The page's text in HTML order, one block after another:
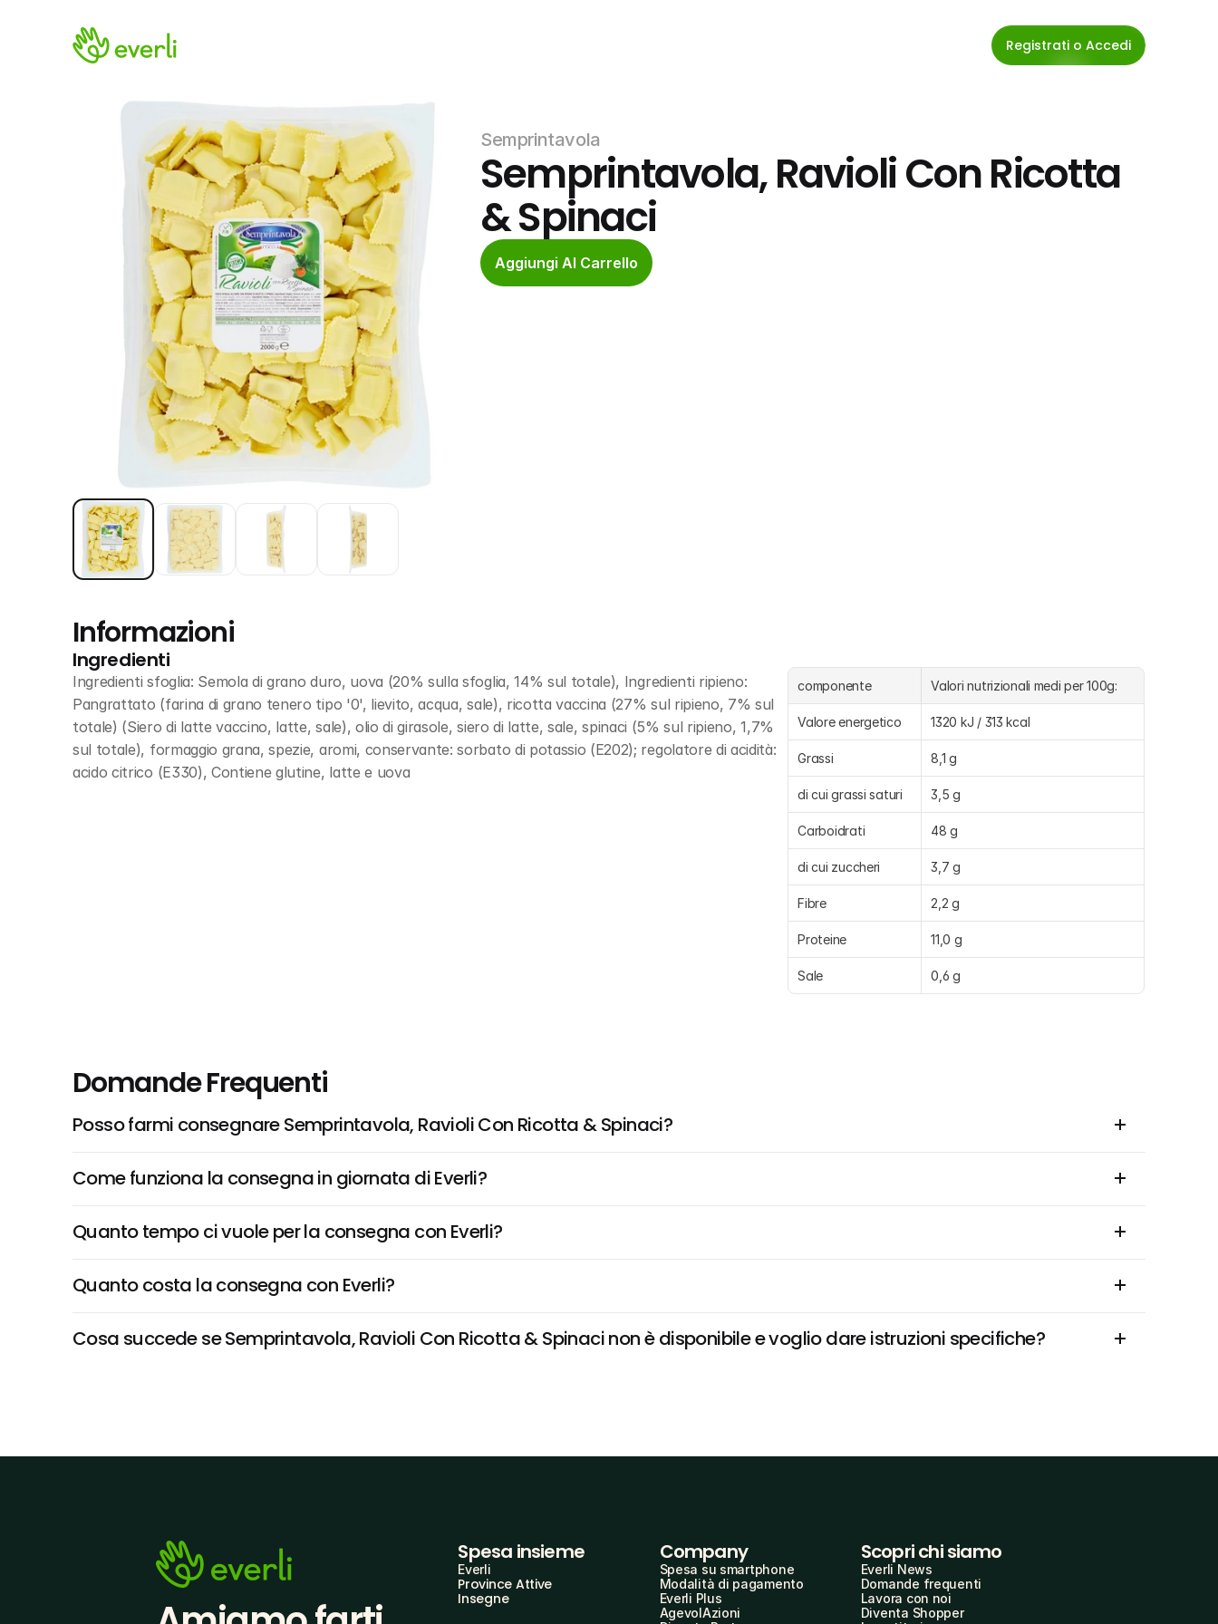
Registrati o Accedi
Semprintavola
Semprintavola, Ravioli Con Ricotta
& Spinaci
Aggiungi Al Carrello
Informazioni
Ingredienti
Ingredienti sfoglia: Semola di grano duro, uova (20% sulla sfoglia, 14% sul totale), Ingredienti ripieno:
Pangrattato (farina di grano tenero tipo '0', lievito, acqua, sale), ricotta vaccina (27% sul ripieno, 7% sul
totale) (Siero di latte vaccino, latte, sale), olio di girasole, siero di latte, sale, spinaci (5% sul ripieno, 1,7%
sul totale), formaggio grana, spezie, aromi, conservante: sorbato di potassio (E202); regolatore di acidità:
acido citrico (E330), Contiene glutine, latte e uova
componente Valori nutrizionali medi per 100g:
Valore energetico 1320 kJ / 313 kcal
Grassi 8,1 g
di cui grassi saturi 3,5 g
Carboidrati 48 g
di cui zuccheri 3,7 g
Fibre 2,2 g
Proteine 11,0 g
Sale 0,6 g
Domande Frequenti
Posso farmi consegnare Semprintavola, Ravioli Con Ricotta & Spinaci?
Come funziona la consegna in giornata di Everli?
Quanto tempo ci vuole per la consegna con Everli?
Quanto costa la consegna con Everli?
Cosa succede se Semprintavola, Ravioli Con Ricotta & Spinaci non è disponibile e voglio dare istruzioni specifiche?
Spesa insieme
Everli
Province Attive
Insegne
Company
Spesa su smartphone
Modalità di pagamento
Everli Plus
AgevolAzioni
Scopri chi siamo
Everli News
Domande frequenti
Lavora con noi
Diventa Shopper